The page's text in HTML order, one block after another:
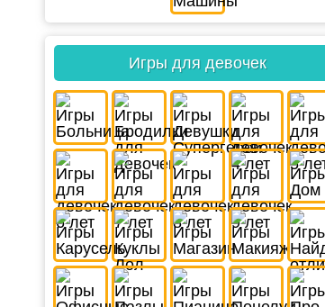
Игры для девочек